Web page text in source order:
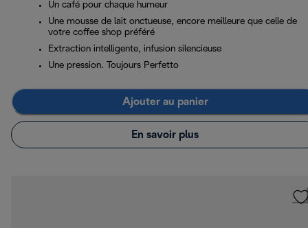
Un café pour chaque humeur
Une mousse de lait onctueuse, encore meilleure que celle de
votre coffee shop préféré
Extraction intelligente, infusion silencieuse
Une pression. Toujours Perfetto
Ajouter au panier
En savoir plus